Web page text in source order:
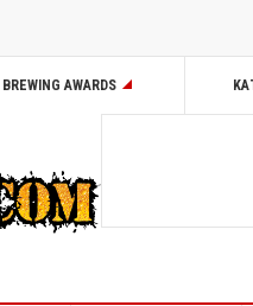
AWARDS